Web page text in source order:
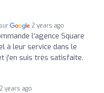
2 years ago
l'agence Square
à leur service dans le
j'en suis très satisfaite.
2 years ago